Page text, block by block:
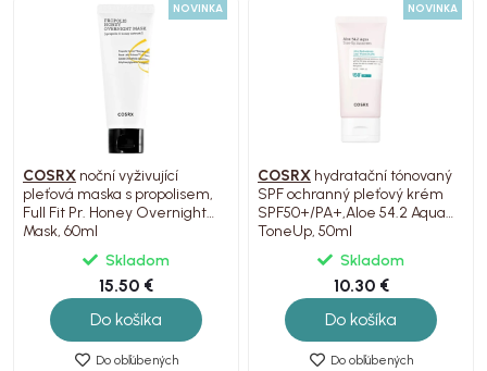
NOVINKA
COSRX noční vyživující
pleťová maska s propolisem,
Full Fit Pr. Honey Overnight
Mask, 60ml
Skladom
15.50 €
Do košíka
Do obľúbených
NOVINKA
COSRX hydratační tónovaný
SPF ochranný pleťový krém
SPF50+/PA+,Aloe 54.2 Aqua
ToneUp, 50ml
Skladom
10.30 €
Do košíka
Do obľúbených